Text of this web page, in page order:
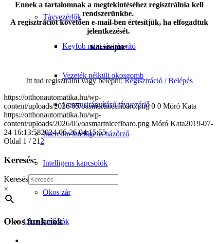
Távvezérlők
Keyfob mini távirányító
Vezeték nélküli okosgomb
Gesztusirányítású távvezérlő
Intercom intelligens házőrző
Intelligens kapcsolók
Okos zár
Okos funkciók
Ennek a tartalomnak a megtekintéséhez regisztrálnia kell
rendszerünkbe.
A regisztrációt követően e-mail-ben értesítjük, ha elfogadtuk
jelentkezését.
Köszönjük!
Itt tud regisztrálni vagy belépni:Regisztráció / Belépés
https://otthonautomatika.hu/wp-
content/uploads/2026/05/oasmartnicefibaro.png 0 0 Móró Kata
https://otthonautomatika.hu/wp-
content/uploads/2026/05/oasmartnicefibaro.png Móró Kata2019-07-
24 16:13:582024-06-26 04:15:55
Oldal 1 / 21 2
Keresés:
Keresés
×
Okos funkciók